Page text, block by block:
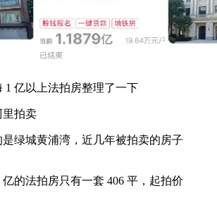
1 亿以上法拍房整理了一下
里拍卖
绿城黄浦湾，近几年被拍卖的房子
的法拍房只有一套 406 平，起拍价